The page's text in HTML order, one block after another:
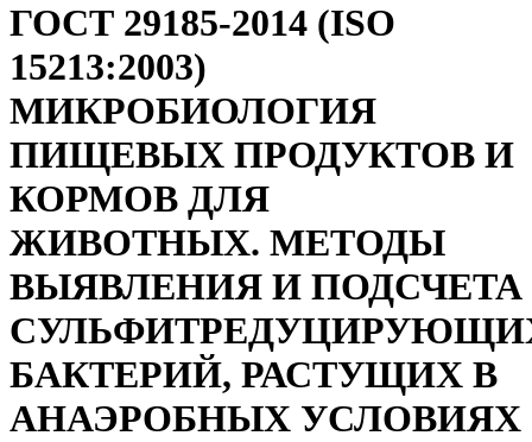
ГОСТ 29185-2014 (ISO
15213:2003)
МИКРОБИОЛОГИЯ
ПИЩЕВЫХ ПРОДУКТОВ И
КОРМОВ ДЛЯ
ЖИВОТНЫХ. МЕТОДЫ
ВЫЯВЛЕНИЯ И ПОДСЧЕТА
БАКТЕРИЙ, РАСТУЩИХ В
АНАЭРОБНЫХ УСЛОВИЯХ